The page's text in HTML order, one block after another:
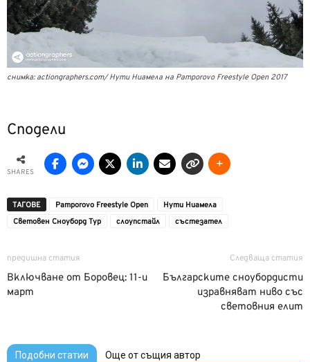
снимка: actiongraphers.com/ Нути Ниамела на Pamporovo Freestyle Open 2017
Сподели
SHARES
ТАГОВЕ Pamporovo Freestyle Open
Нути Ниамела
Световен Сноуборд Тур
слоупстайл състезател
предишна статия
Включване от Боровец: 11-и
март
Следваща статия
Българските сноубордисти
изравняват ниво със
световния елит
Подобни статии Още от същия автор